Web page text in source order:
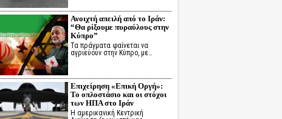
Ανοιχτή απειλή από το Ιράν:
“Θα ρίξουμε πυραύλους στην
Κύπρο”
Τα πράγματα φαίνεται να
αγριεύουν στην Κύπρο, με…
Επιχείρηση «Επική Οργή»:
Το οπλοστάσιο και οι στόχοι
των ΗΠΑ στο Ιράν
Η αμερικανική Κεντρική